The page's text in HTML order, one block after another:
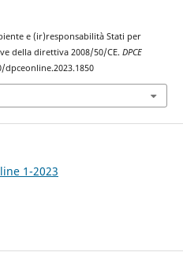
e (ir)responsabilità Stati per
della direttiva 2008/50/CE. DPCE
1-2023